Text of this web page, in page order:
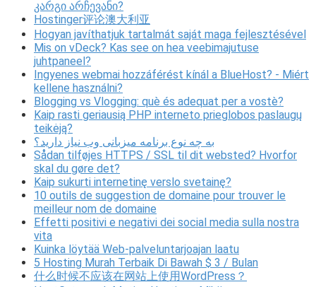
კარგი არჩევანი?
Hostinger评论澳大利亚
Hogyan javíthatjuk tartalmát saját maga fejlesztésével
Mis on vDeck? Kas see on hea veebimajutuse
juhtpaneel?
Ingyenes webmai hozzáférést kínál a BlueHost? - Miért
kellene használni?
Blogging vs Vlogging: què és adequat per a vostè?
Kaip rasti geriausią PHP interneto prieglobos paslaugų
teikėją?
به چه نوع برنامه میزبانی وب نیاز دارید؟
Sådan tilføjes HTTPS / SSL til dit websted? Hvorfor
skal du gøre det?
Kaip sukurti internetinę verslo svetainę?
10 outils de suggestion de domaine pour trouver le
meilleur nom de domaine
Effetti positivi e negativi dei social media sulla nostra
vita
Kuinka löytää Web-palveluntarjoajan laatu
5 Hosting Murah Terbaik Di Bawah $ 3 / Bulan
什么时候不应该在网站上使用WordPress？